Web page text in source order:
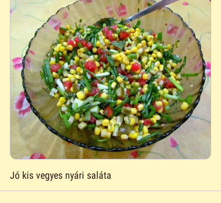
Jó kis vegyes nyári saláta